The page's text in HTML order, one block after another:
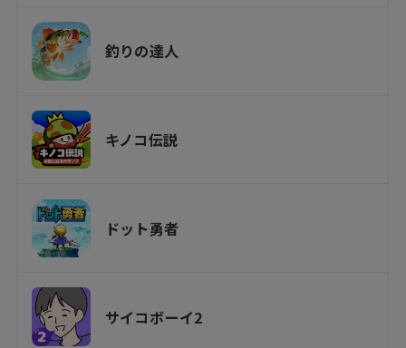
釣りの達人
キノコ伝説
ドット勇者
サイコボーイ2